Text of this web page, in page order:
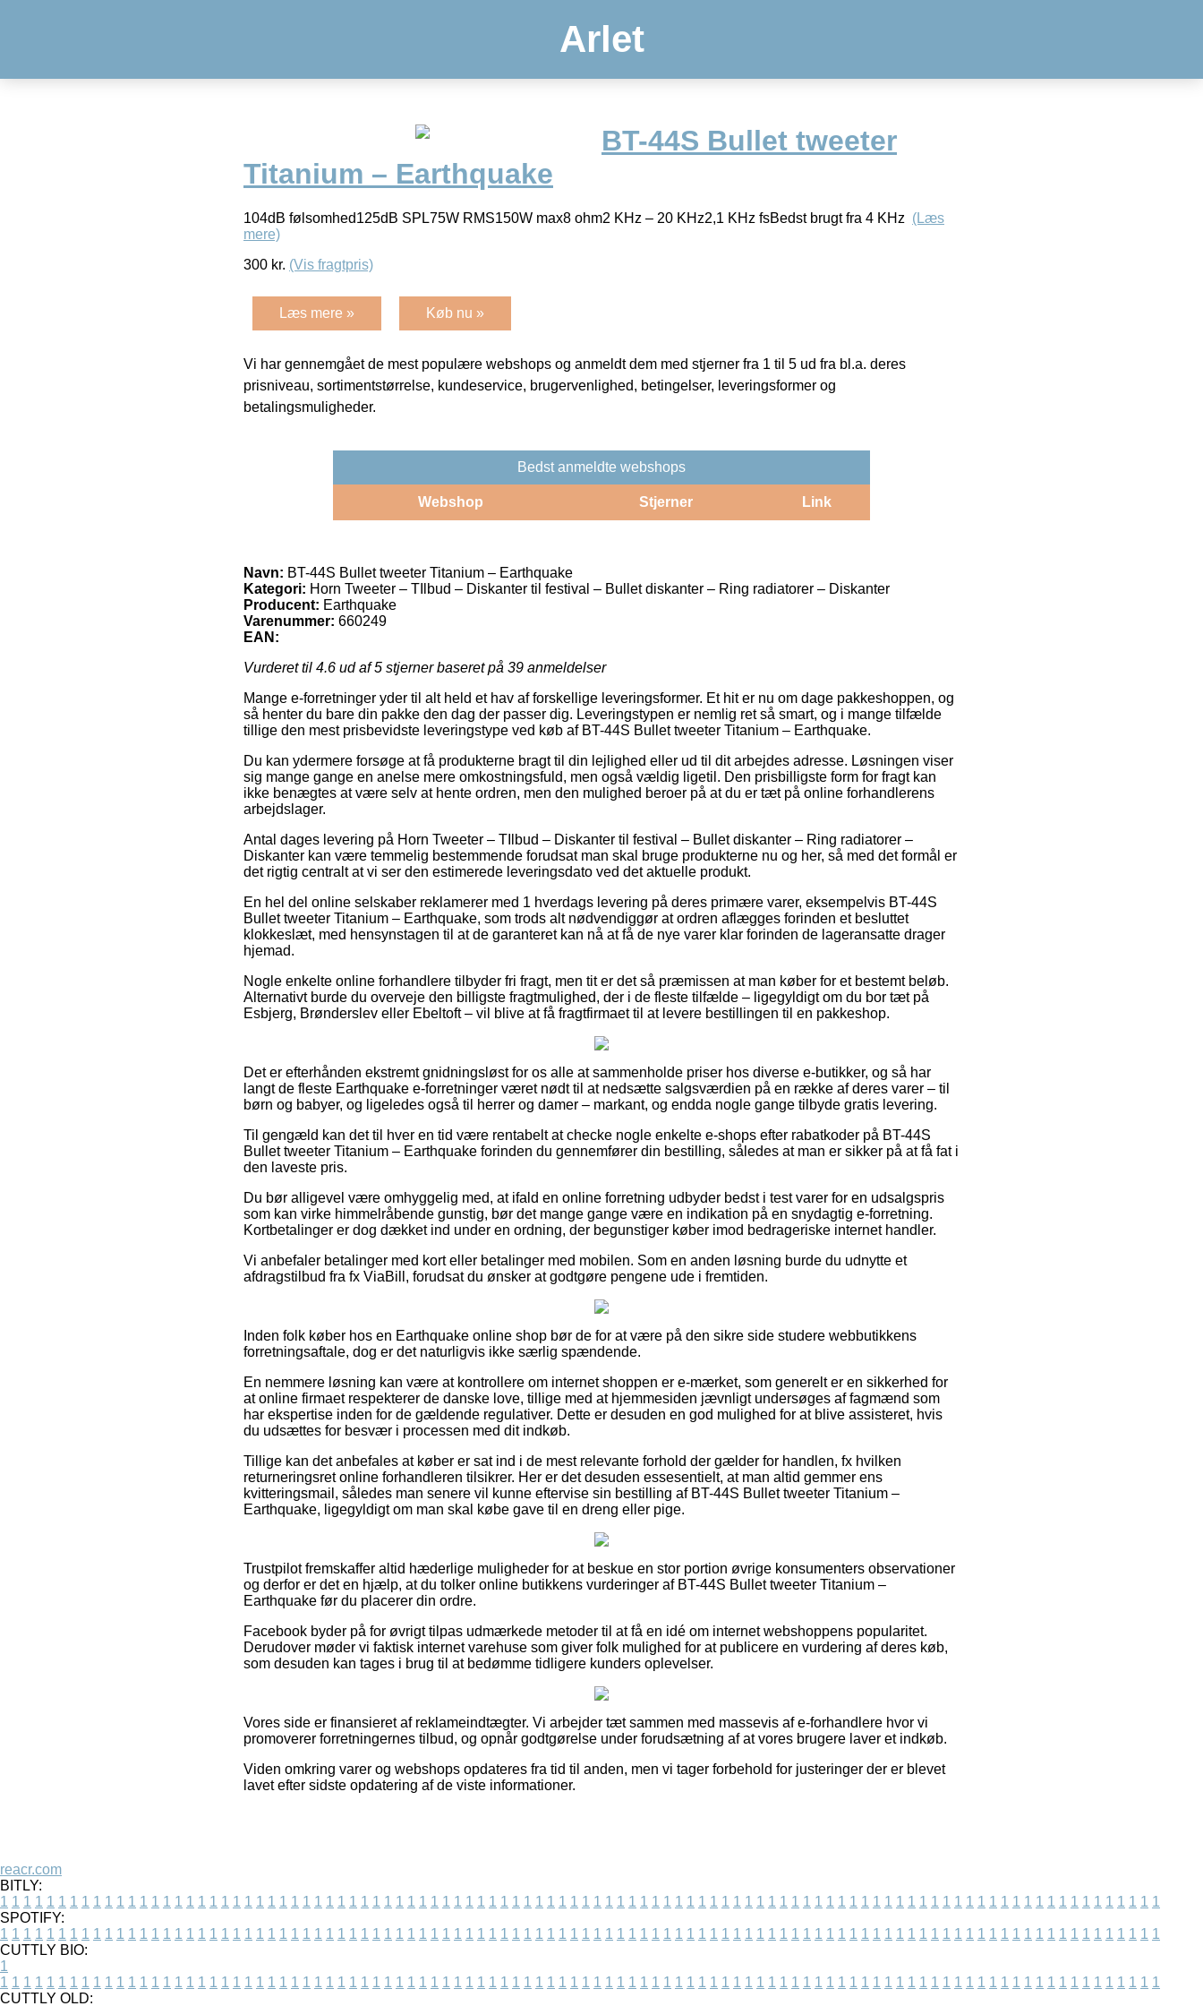
Arlet
BT-44S Bullet tweeter
Titanium – Earthquake
104dB følsomhed125dB SPL75W RMS150W max8 ohm2 KHz – 20 KHz2,1 KHz fsBedst brugt fra 4 KHz (Læs
mere)
300 kr. (Vis fragtpris)
Læs mere » Køb nu »
Vi har gennemgået de mest populære webshops og anmeldt dem med stjerner fra 1 til 5 ud fra bl.a. deres
prisniveau, sortimentstørrelse, kundeservice, brugervenlighed, betingelser, leveringsformer og
betalingsmuligheder.
Bedst anmeldte webshops
Webshop Stjerner Link
Navn: BT-44S Bullet tweeter Titanium – Earthquake
Kategori: Horn Tweeter – TIlbud – Diskanter til festival – Bullet diskanter – Ring radiatorer – Diskanter
Producent: Earthquake
Varenummer: 660249
EAN:
Vurderet til 4.6 ud af 5 stjerner baseret på 39 anmeldelser
Mange e-forretninger yder til alt held et hav af forskellige leveringsformer. Et hit er nu om dage pakkeshoppen, og
så henter du bare din pakke den dag der passer dig. Leveringstypen er nemlig ret så smart, og i mange tilfælde
tillige den mest prisbevidste leveringstype ved køb af BT-44S Bullet tweeter Titanium – Earthquake.
Du kan ydermere forsøge at få produkterne bragt til din lejlighed eller ud til dit arbejdes adresse. Løsningen viser
sig mange gange en anelse mere omkostningsfuld, men også vældig ligetil. Den prisbilligste form for fragt kan
ikke benægtes at være selv at hente ordren, men den mulighed beroer på at du er tæt på online forhandlerens
arbejdslager.
Antal dages levering på Horn Tweeter – TIlbud – Diskanter til festival – Bullet diskanter – Ring radiatorer –
Diskanter kan være temmelig bestemmende forudsat man skal bruge produkterne nu og her, så med det formål er
det rigtig centralt at vi ser den estimerede leveringsdato ved det aktuelle produkt.
En hel del online selskaber reklamerer med 1 hverdags levering på deres primære varer, eksempelvis BT-44S
Bullet tweeter Titanium – Earthquake, som trods alt nødvendiggør at ordren aflægges forinden et besluttet
klokkeslæt, med hensynstagen til at de garanteret kan nå at få de nye varer klar forinden de lageransatte drager
hjemad.
Nogle enkelte online forhandlere tilbyder fri fragt, men tit er det så præmissen at man køber for et bestemt beløb.
Alternativt burde du overveje den billigste fragtmulighed, der i de fleste tilfælde – ligegyldigt om du bor tæt på
Esbjerg, Brønderslev eller Ebeltoft – vil blive at få fragtfirmaet til at levere bestillingen til en pakkeshop.
Det er efterhånden ekstremt gnidningsløst for os alle at sammenholde priser hos diverse e-butikker, og så har
langt de fleste Earthquake e-forretninger været nødt til at nedsætte salgsværdien på en række af deres varer – til
børn og babyer, og ligeledes også til herrer og damer – markant, og endda nogle gange tilbyde gratis levering.
Til gengæld kan det til hver en tid være rentabelt at checke nogle enkelte e-shops efter rabatkoder på BT-44S
Bullet tweeter Titanium – Earthquake forinden du gennemfører din bestilling, således at man er sikker på at få fat i
den laveste pris.
Du bør alligevel være omhyggelig med, at ifald en online forretning udbyder bedst i test varer for en udsalgspris
som kan virke himmelråbende gunstig, bør det mange gange være en indikation på en snydagtig e-forretning.
Kortbetalinger er dog dækket ind under en ordning, der begunstiger køber imod bedrageriske internet handler.
Vi anbefaler betalinger med kort eller betalinger med mobilen. Som en anden løsning burde du udnytte et
afdragstilbud fra fx ViaBill, forudsat du ønsker at godtgøre pengene ude i fremtiden.
Inden folk køber hos en Earthquake online shop bør de for at være på den sikre side studere webbutikkens
forretningsaftale, dog er det naturligvis ikke særlig spændende.
En nemmere løsning kan være at kontrollere om internet shoppen er e-mærket, som generelt er en sikkerhed for
at online firmaet respekterer de danske love, tillige med at hjemmesiden jævnligt undersøges af fagmænd som
har ekspertise inden for de gældende regulativer. Dette er desuden en god mulighed for at blive assisteret, hvis
du udsættes for besvær i processen med dit indkøb.
Tillige kan det anbefales at køber er sat ind i de mest relevante forhold der gælder for handlen, fx hvilken
returneringsret online forhandleren tilsikrer. Her er det desuden essesentielt, at man altid gemmer ens
kvitteringsmail, således man senere vil kunne eftervise sin bestilling af BT-44S Bullet tweeter Titanium –
Earthquake, ligegyldigt om man skal købe gave til en dreng eller pige.
Trustpilot fremskaffer altid hæderlige muligheder for at beskue en stor portion øvrige konsumenters observationer
og derfor er det en hjælp, at du tolker online butikkens vurderinger af BT-44S Bullet tweeter Titanium –
Earthquake før du placerer din ordre.
Facebook byder på for øvrigt tilpas udmærkede metoder til at få en idé om internet webshoppens popularitet.
Derudover møder vi faktisk internet varehuse som giver folk mulighed for at publicere en vurdering af deres køb,
som desuden kan tages i brug til at bedømme tidligere kunders oplevelser.
Vores side er finansieret af reklameindtægter. Vi arbejder tæt sammen med massevis af e-forhandlere hvor vi
promoverer forretningernes tilbud, og opnår godtgørelse under forudsætning af at vores brugere laver et indkøb.
Viden omkring varer og webshops opdateres fra tid til anden, men vi tager forbehold for justeringer der er blevet
lavet efter sidste opdatering af de viste informationer.
reacr.com
BITLY:
1 1 1 1 1 1 1 1 1 1 1 1 1 1 1 1 1 1 1 1 1 1 1 1 1 1 1 1 1 1 1 1 1 1 1 1 1 1 1 1 1 1 1 1 1 1 1 1 1 1 1 1 1 1 1 1 1 1 1 1 1 1 1 1 1 1 1 1 1 1 1 1 1 1 1 1 1 1 1 1 1 1 1 1 1 1 1 1 1 1 1 1 1 1 1 1 1 1 1 1
SPOTIFY:
1 1 1 1 1 1 1 1 1 1 1 1 1 1 1 1 1 1 1 1 1 1 1 1 1 1 1 1 1 1 1 1 1 1 1 1 1 1 1 1 1 1 1 1 1 1 1 1 1 1 1 1 1 1 1 1 1 1 1 1 1 1 1 1 1 1 1 1 1 1 1 1 1 1 1 1 1 1 1 1 1 1 1 1 1 1 1 1 1 1 1 1 1 1 1 1 1 1 1 1
CUTTLY BIO:
1
1 1 1 1 1 1 1 1 1 1 1 1 1 1 1 1 1 1 1 1 1 1 1 1 1 1 1 1 1 1 1 1 1 1 1 1 1 1 1 1 1 1 1 1 1 1 1 1 1 1 1 1 1 1 1 1 1 1 1 1 1 1 1 1 1 1 1 1 1 1 1 1 1 1 1 1 1 1 1 1 1 1 1 1 1 1 1 1 1 1 1 1 1 1 1 1 1 1 1 1
CUTTLY OLD: